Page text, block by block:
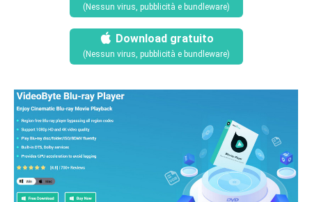
(Nessun virus, pubblicità e bundleware)
Download gratuito
(Nessun virus, pubblicità e bundleware)